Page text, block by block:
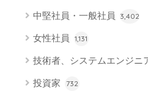
中堅社員・一般社員 3,402
女性社員 1,131
技術者、システムエンジニ
投資家 732